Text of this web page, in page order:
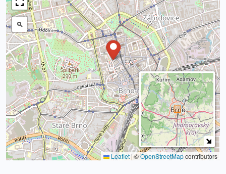
Leaflet |©OpenStreetMapcontributors